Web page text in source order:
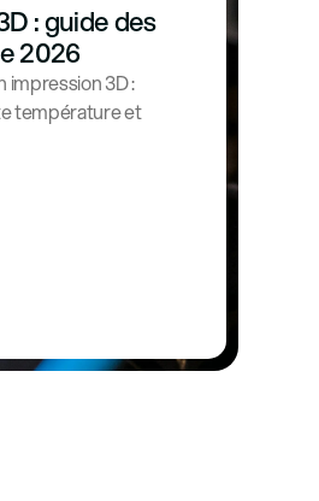
: guide des
2026
impression 3D :
température et